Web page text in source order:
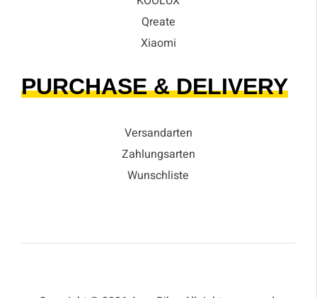
Qreate
Xiaomi
PURCHASE & DELIVERY
Versandarten
Zahlungsarten
Wunschliste